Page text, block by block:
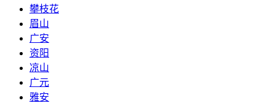
攀枝花
眉山
广安
资阳
凉山
广元
雅安